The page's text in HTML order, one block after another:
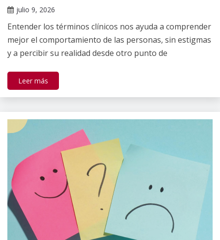
salud
mental
julio 9, 2026
Gallardo
Entender los términos clínicos nos ayuda a comprender
mejor el comportamiento de las personas, sin estigmas
y a percibir su realidad desde otro punto de
Leer más